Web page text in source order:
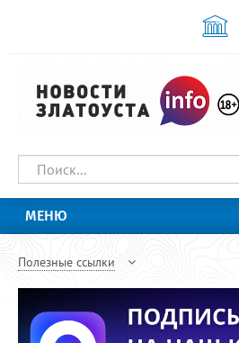
МЕНЮ
Полезные ссылки